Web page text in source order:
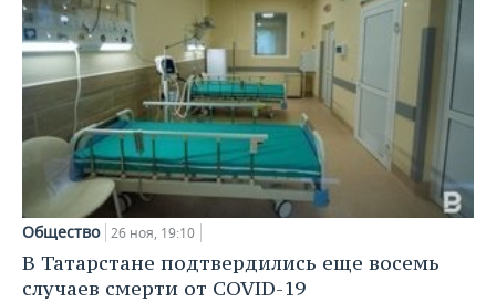
Общество 26 ноя, 19:10
В Татарстане подтвердились еще восемь
случаев смерти от COVID-19